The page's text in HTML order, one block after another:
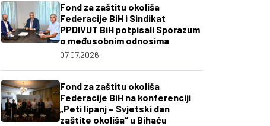
Fond za zaštitu okoliša
Federacije BiH i Sindikat
PPDIVUT BiH potpisali Sporazum
o međusobnim odnosima
07.07.2026.
Fond za zaštitu okoliša
Federacije BiH na konferenciji
„Peti lipanj – Svjetski dan
zaštite okoliša“ u Bihaću